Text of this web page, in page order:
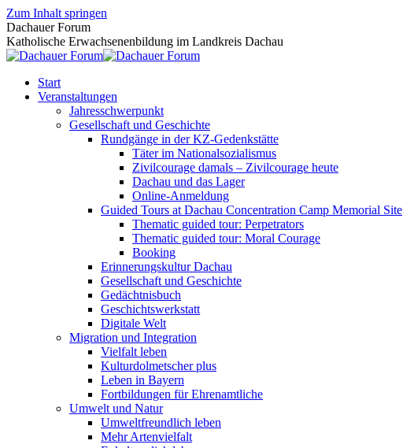
Zum Inhalt springen
Dachauer Forum
Katholische Erwachsenenbildung im Landkreis Dachau
Start
Veranstaltungen
Jahresschwerpunkt
Gesellschaft und Geschichte
Rundgänge in der KZ-Gedenkstätte
Täter im Nationalsozialismus
Zivilcourage damals – Zivilcourage heute
Dachau und das Lager
Online-Anmeldung
Guided Tours at Dachau Concentration Camp Memorial Site
Thematic guided tour: Perpetrators
Thematic guided tour: Moral Courage
Booking
Erinnerungskultur Dachau
Gesellschaft und Geschichte
Gedächtnisbuch
Geschichtswerkstatt
Digitale Welt
Migration und Integration
Vielfalt leben
Kulturdolmetscher plus
Leben in Bayern
Fortbildungen für Ehrenamtliche
Umwelt und Natur
Umweltfreundlich leben
Mehr Artenvielfalt